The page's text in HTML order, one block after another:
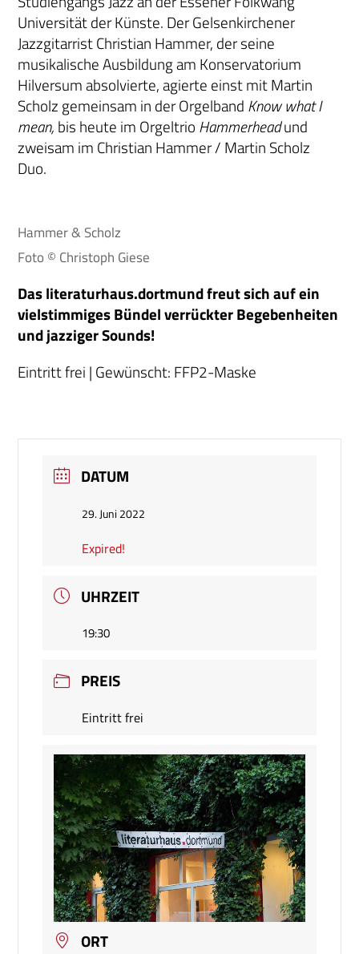
Universität der Künste. Der Gelsenkirchener
Jazzgitarrist Christian Hammer, der seine
musikalische Ausbildung am Konservatorium
Hilversum absolvierte, agierte einst mit Martin
Scholz gemeinsam in der Orgelband Know what I
mean, bis heute im Orgeltrio Hammerheadund
zweisam im Christian Hammer / Martin Scholz
Duo.
Hammer & Scholz
Foto © Christoph Giese
Das literaturhaus.dortmund freut sich auf ein
vielstimmiges Bündel verrückter Begebenheiten
und jazziger Sounds!
Eintritt frei | Gewünscht: FFP2-Maske
DATUM
29. Juni 2022
Expired!
UHRZEIT
19:30
PREIS
Eintritt frei
ORT